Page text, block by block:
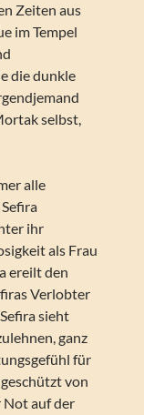
Zeiten aus
im Tempel
die dunkle
selbst,
alle
ihr
als Frau
ereilt den
Verlobter
sieht
ganz
für
von
Not auf der